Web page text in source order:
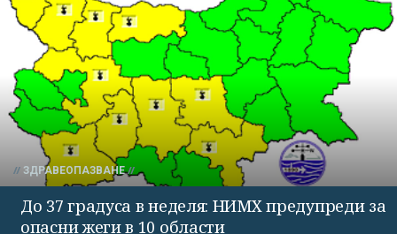
ЗДРАВЕОПАЗВАНЕ
До 37 градуса в неделя: НИМХ предупреди за
опасни жеги в 10 области